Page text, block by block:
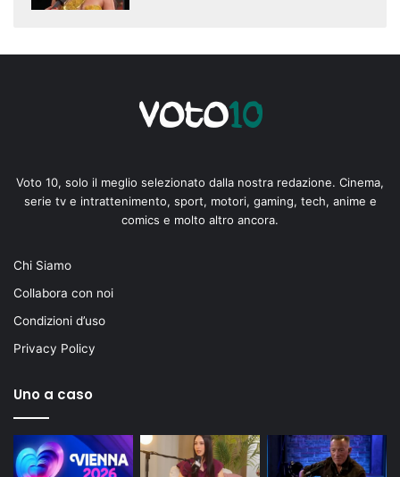
Voto 10, solo il meglio selezionato dalla nostra redazione. Cinema,
serie tv e intrattenimento, sport, motori, gaming, tech, anime e
comics e molto altro ancora.
Chi Siamo
Collabora con noi
Condizioni d’uso
Privacy Policy
Uno a caso